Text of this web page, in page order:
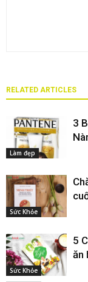
RELATED ARTICLES
Làm đẹp
3
Sức Khỏe
Sức Khỏe
5
ăn